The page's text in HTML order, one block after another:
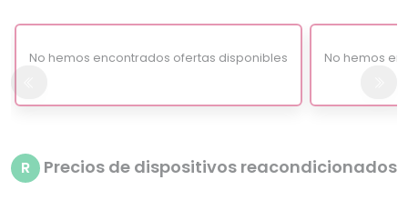
No hemos encontrados ofertas disponibles No hemos
R Precios de dispositivos reacondicionados